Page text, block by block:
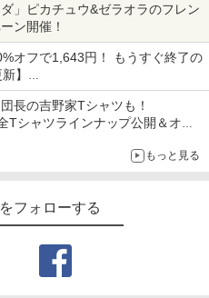
」ピカチュウ&ゼラオラのフレン
ン開催！
オフで1,643円！ もうすぐ終了の
】
大神 絶景版」が67%オフで990円
長の吉野家Tシャツも！
Tシャツラインナップ公開＆オン
もっと見る
フォローする